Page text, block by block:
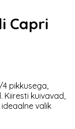
Capri
pikkusega,
kuivavad,
valik